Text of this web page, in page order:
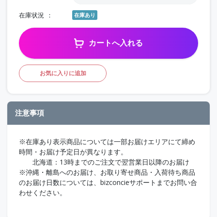
在庫状況 在庫あり
カートへ入れる
お気に入りに追加
注意事項
※在庫あり表示商品については一部お届けエリアにて締め
時間・お届け予定日が異なります。
北海道：13時までのご注文で翌営業日以降のお届け
※沖縄・離島へのお届け、お取り寄せ商品・入荷待ち商品
のお届け日数については、bizconcieサポートまでお問い合
わせください。